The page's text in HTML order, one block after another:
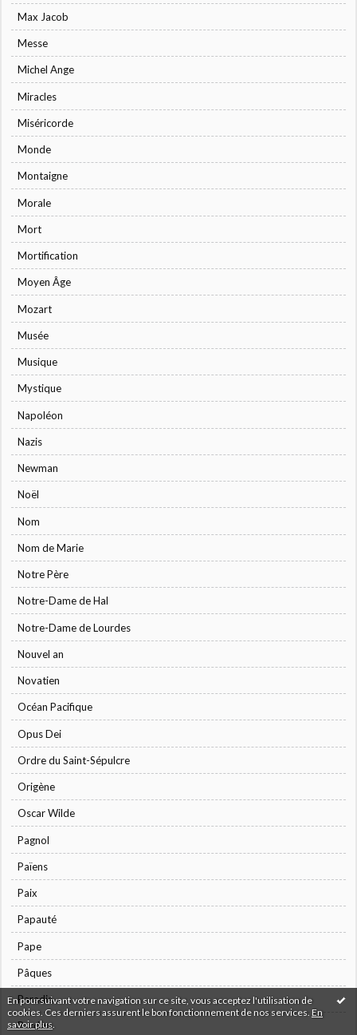
En poursuivant votre navigation sur ce site, vous acceptez l'utilisation de
cookies. Ces derniers assurent le bon fonctionnement de nos services. En
savoir plus
Max Jacob
Messe
Michel Ange
Miracles
Miséricorde
Monde
Montaigne
Morale
Mort
Mortification
Moyen Âge
Mozart
Musée
Musique
Mystique
Napoléon
Nazis
Newman
Noël
Nom
Nom de Marie
Notre Père
Notre-Dame de Hal
Notre-Dame de Lourdes
Nouvel an
Novatien
Océan Pacifique
Opus Dei
Ordre du Saint-Sépulcre
Origène
Oscar Wilde
Pagnol
Païens
Paix
Papauté
Pape
Pâques
Paradis
Pardon